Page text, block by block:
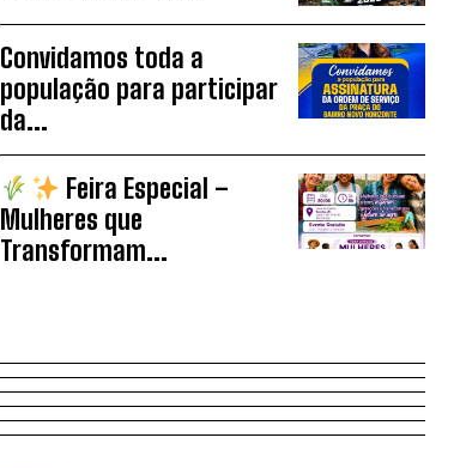
Convidamos toda a
população para participar
da...
Feira Especial –
Mulheres que
Transformam...